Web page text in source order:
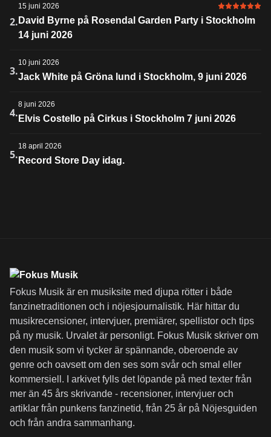
2.
15 juni 2026 6 av 6 i
David Byrne på Rosendal Garden Party i Stockholm
14 juni 2026
3.
10 juni 2026
Jack White på Gröna lund i Stockholm, 9 juni 2026
4.
8 juni 2026
Elvis Costello på Cirkus i Stockholm 7 juni 2026
5.
18 april 2026
Record Store Day idag.
Fokus Musik är en musiksite med djupa rötter i både
fanzinetraditionen och i nöjesjournalistik. Här hittar du
musikrecensioner, intervjuer, premiärer, spellistor och tips
på ny musik. Urvalet är personligt. Fokus Musik skriver om
den musik som vi tycker är spännande, oberoende av
genre och oavsett om den ses som svår och smal eller
kommersiell. I arkivet fylls det löpande på med texter från
mer än 45 års skrivande - recensioner, intervjuer och
artiklar från punkens fanzinetid, från 25 år på Nöjesguiden
och från andra sammanhang.